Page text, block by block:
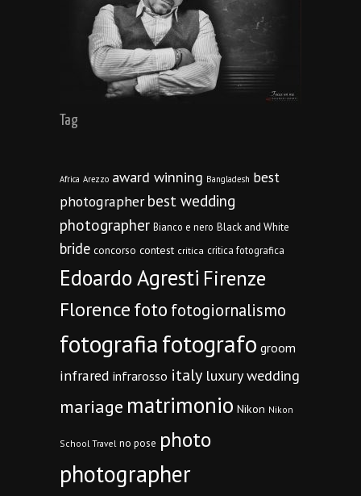
Tag
Africa Arezzo award winning Bangladesh best
photographer best wedding
photographer Bianco e nero Black and White
bride concorso contest critica critica fotografica
Edoardo Agresti Firenze
Florencefoto fotogiornalismo
fotografiafotografo groom
infrared infrarosso italy luxury wedding
mariage matrimonio Nikon Nikon
School Travel no pose photo
photographer